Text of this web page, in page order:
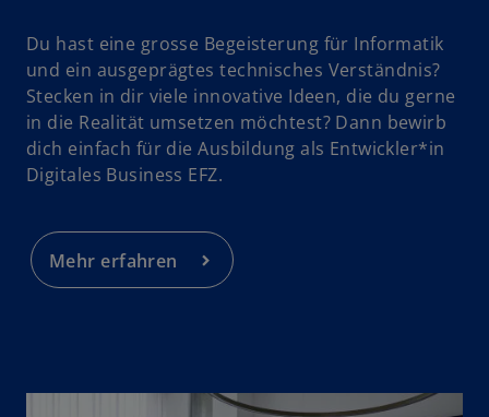
Du hast eine grosse Begeisterung für Informatik
und ein ausgeprägtes technisches Verständnis?
Stecken in dir viele innovative Ideen, die du gerne
in die Realität umsetzen möchtest? Dann bewirb
dich einfach für die Ausbildung als Entwickler*in
Digitales Business EFZ.
Mehr erfahren